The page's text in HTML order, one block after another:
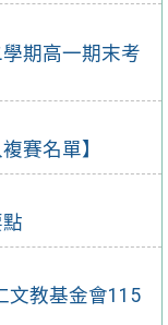
期高一期末考
賽名單】
文教基金會115